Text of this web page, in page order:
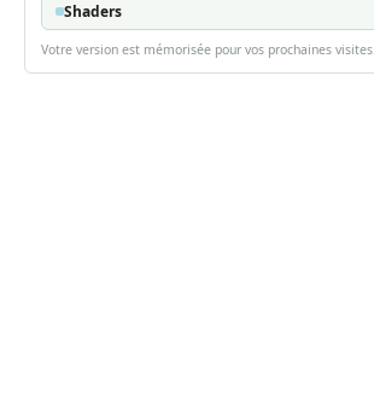
Shaders
Votre version est mémorisée pour vos prochaines visites.